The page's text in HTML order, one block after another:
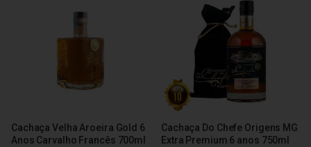
Cachaça Velha Aroeira Gold 6
Anos Carvalho Francês 700ml
Cachaça Do Chefe Origens MG
Extra Premium 6 anos 750ml